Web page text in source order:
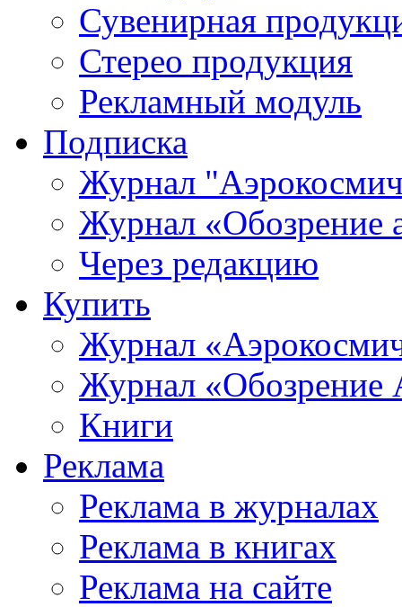
Сувенирная
Стерео продукция
Рекламный модуль
Подписка
Журнал
Журнал «Обозрение
Через редакцию
Купить
Журнал
Журнал «Обозрение
Книги
Реклама
Реклама в журналах
Реклама в книгах
Реклама на сайте